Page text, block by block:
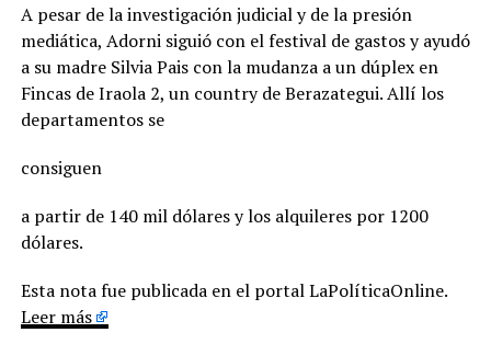
A pesar de la investigación judicial y de la presión
mediática, Adorni siguió con el festival de gastos y ayudó
a su madre Silvia Pais con la mudanza a un dúplex en
Fincas de Iraola 2, un country de Berazategui. Allí los
departamentos se
consiguen
a partir de 140 mil dólares y los alquileres por 1200
dólares.
Esta nota fue publicada en el portal LaPolíticaOnline.
Leer más